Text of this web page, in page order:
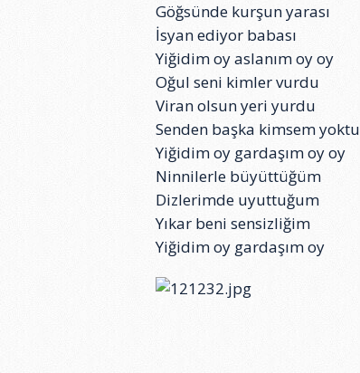
Göğsünde kurşun yarası
İsyan ediyor babası
Yiğidim oy aslanım oy oy
Oğul seni kimler vurdu
Viran olsun yeri yurdu
Senden başka kimsem yoktu
Yiğidim oy gardaşım oy oy
Ninnilerle büyüttüğüm
Dizlerimde uyuttuğum
Yıkar beni sensizliğim
Yiğidim oy gardaşım oy